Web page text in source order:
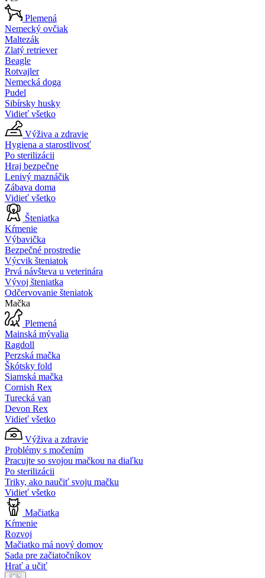
Plemená
Nemecký ovčiak
Maltezák
Zlatý retriever
Beagle
Rotvajler
Nemecká doga
Pudel
Sibírsky husky
Vidieť všetko
Výživa a zdravie
Hygiena a starostlivosť
Po sterilizácii
Hraj bezpečne
Lenivý maznáčik
Zábava doma
Vidieť všetko
Šteniatka
Kŕmenie
Výbavička
Bezpečné prostredie
Výcvik šteniatok
Prvá návšteva u veterinára
Vývoj šteniatka
Odčervovanie šteniatok
Mačka
Plemená
Mainská mývalia
Ragdoll
Perzská mačka
Škótsky fold
Siamská mačka
Cornish Rex
Turecká van
Devon Rex
Vidieť všetko
Výživa a zdravie
Problémy s močením
Pracujte so svojou mačkou na diaľku
Po sterilizácii
Triky, ako naučiť svoju mačku
Vidieť všetko
Mačiatka
Kŕmenie
Rozvoj
Mačiatko má nový domov
Sada pre začiatočníkov
Hrať a učiť